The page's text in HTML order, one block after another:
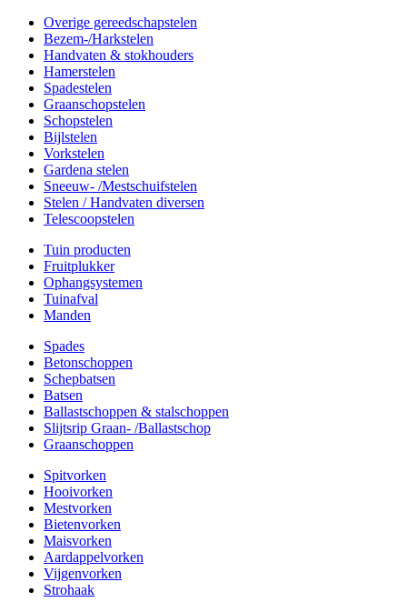
Overige gereedschapstelen
Bezem-/Harkstelen
Handvaten & stokhouders
Hamerstelen
Spadestelen
Graanschopstelen
Schopstelen
Bijlstelen
Vorkstelen
Gardena stelen
Sneeuw- /Mestschuifstelen
Stelen / Handvaten diversen
Telescoopstelen
Tuin producten
Fruitplukker
Ophangsystemen
Tuinafval
Manden
Spades
Betonschoppen
Schepbatsen
Batsen
Ballastschoppen & stalschoppen
Slijtsrip Graan- /Ballastschop
Graanschoppen
Spitvorken
Hooivorken
Mestvorken
Bietenvorken
Maisvorken
Aardappelvorken
Vijgenvorken
Strohaak